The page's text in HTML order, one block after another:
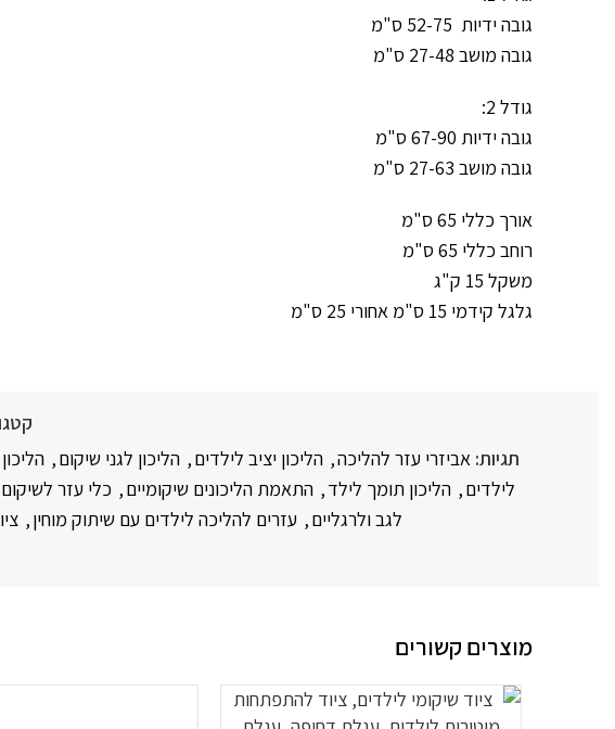
גובה ידיות 52-75 ס"מ
גובה מושב 27-48 ס"מ
גודל 2:
גובה ידיות 67-90 ס"מ
גובה מושב 27-63 ס"מ
אורך כללי 65 ס"מ
רוחב כללי 65 ס"מ
משקל 15 ק"ג
גלגל קידמי 15 ס"מ אחורי 25 ס"מ
תגיות: אביזרי עזר להליכה, הליכון יציב לילדים, הליכון לגני שיקום,
לילדים, הליכון תומך לילד, התאמת הליכונים שיקומיים, כלי עזר
לגב ולרגליים, עזרים להליכה לילדים עם שיתוק מוחין,
מוצרים קשורים